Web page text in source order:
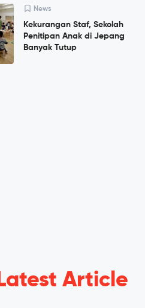
News
Kekurangan Staf, Sekolah
Penitipan Anak di Jepang
Banyak Tutup
Latest Article